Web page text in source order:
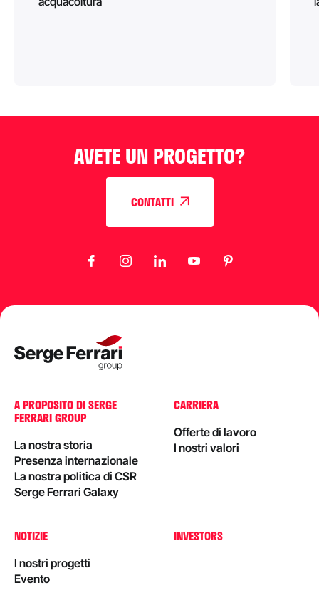
AVETE UN PROGETTO?
CONTATTI
A PROPOSITO DI SERGE
FERRARI GROUP
La nostra storia
Presenza internazionale
La nostra politica di CSR
Serge Ferrari Galaxy
CARRIERA
Offerte di lavoro
I nostri valori
NOTIZIE
I nostri progetti
Evento
INVESTORS